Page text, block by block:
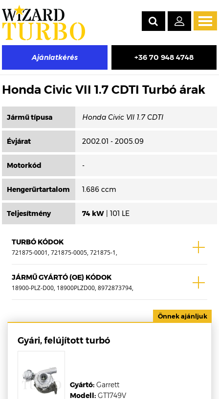
Ajánlatkérés +36 70 948 4748
Másik típus választása
Honda Civic VII 1.7 CDTI Turbó árak
Jármű típusa
Évjárat 2002.01 - 2005.09
Motorkód -
Hengerűrtartalom 1.686 ccm
Teljesítmény 74 kW | 101 LE
TURBÓ KÓDOK
721875-0001, 721875-0005, 721875-1,
721875-5, 721875-5001S, 721875-5005S
JÁRMŰ GYÁRTÓ (OE) KÓDOK
18900-PLZ-D00, 18900PLZD00, 8972873794,
8972873792, WTF-0146A
Gyári, felújított turbó
Modell: GT1749V
Gyártó: Garrett